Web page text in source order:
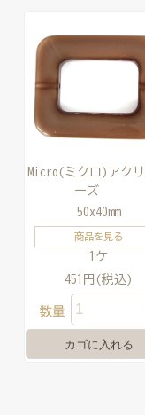
Micro(ミクロ)アク
ーズ
50x40mm
商品を見る
1ケ
451円(税込)
数量